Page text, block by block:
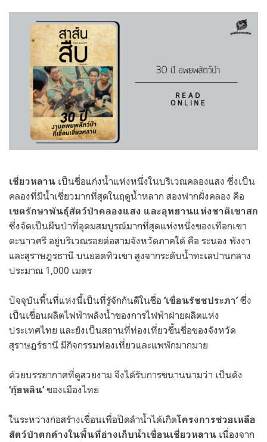
เชี่ยวหลาน เป็นชื่อแก่งน้ำแห่งหนึ่งในบริเวณคลองแสง ซึ่งเป็น
คลองที่มีน้ำเชี่ยวมากที่สุดในฤดูน้ำหลาก สองฟากฝั่งคลอง คือ
เขตรักษาพันธุ์สัตว์ป่าคลองแสง และอุทยานแห่งชาติเขาสก
ซึ่งจัดเป็นผืนป่าที่อุดมสมบูรณ์มากที่สุดแห่งหนึ่งของเทือกเขา
ตะนาวศรี อยู่บริเวณรอยต่อสามจังหวัดภาคใต้ คือ ระนอง พังงา
และสุราษฎรธานี บนยอดทิวเขา สูงจากระดับน้ำทะเลปานกลาง
ประมาณ 1,000 เมตร
ปัจจุบันพื้นที่แห่งนี้เป็นที่รู้จักกันดีในชื่อ ‘เขื่อนรัชชประภา’ซึ่ง
เป็นเขื่อนผลิตไฟฟ้าพลังน้ำของการไฟฟ้าฝ่ายผลิตแห่ง
ประเทศไทย และยังเป็นสถานที่ท่องเที่ยวขึ้นชื่อของจังหวัด
สุราษฎร์ธานี มีกิจกรรมท่องเที่ยวและแพพักมากมาย
ด้วยบรรยากาศที่ดูสวยงาม จึงได้รับการขนานนามว่า เป็นดัง
‘กุ้ยหลิน’ของเมืองไทย
ในระหว่างก่อสร้างเขื่อนเพื่อปิดลำน้ำได้เกิดโครงการช่วยเหลือ
สัตว์ป่าตกค้างในพื้นที่อ่างเก็บน้ำเขื่อนเชี่ยวหลาน เนื่องจาก